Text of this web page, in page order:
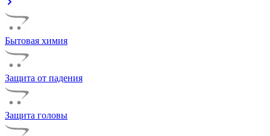
Бытовая химия
Защита от падения
Защита головы